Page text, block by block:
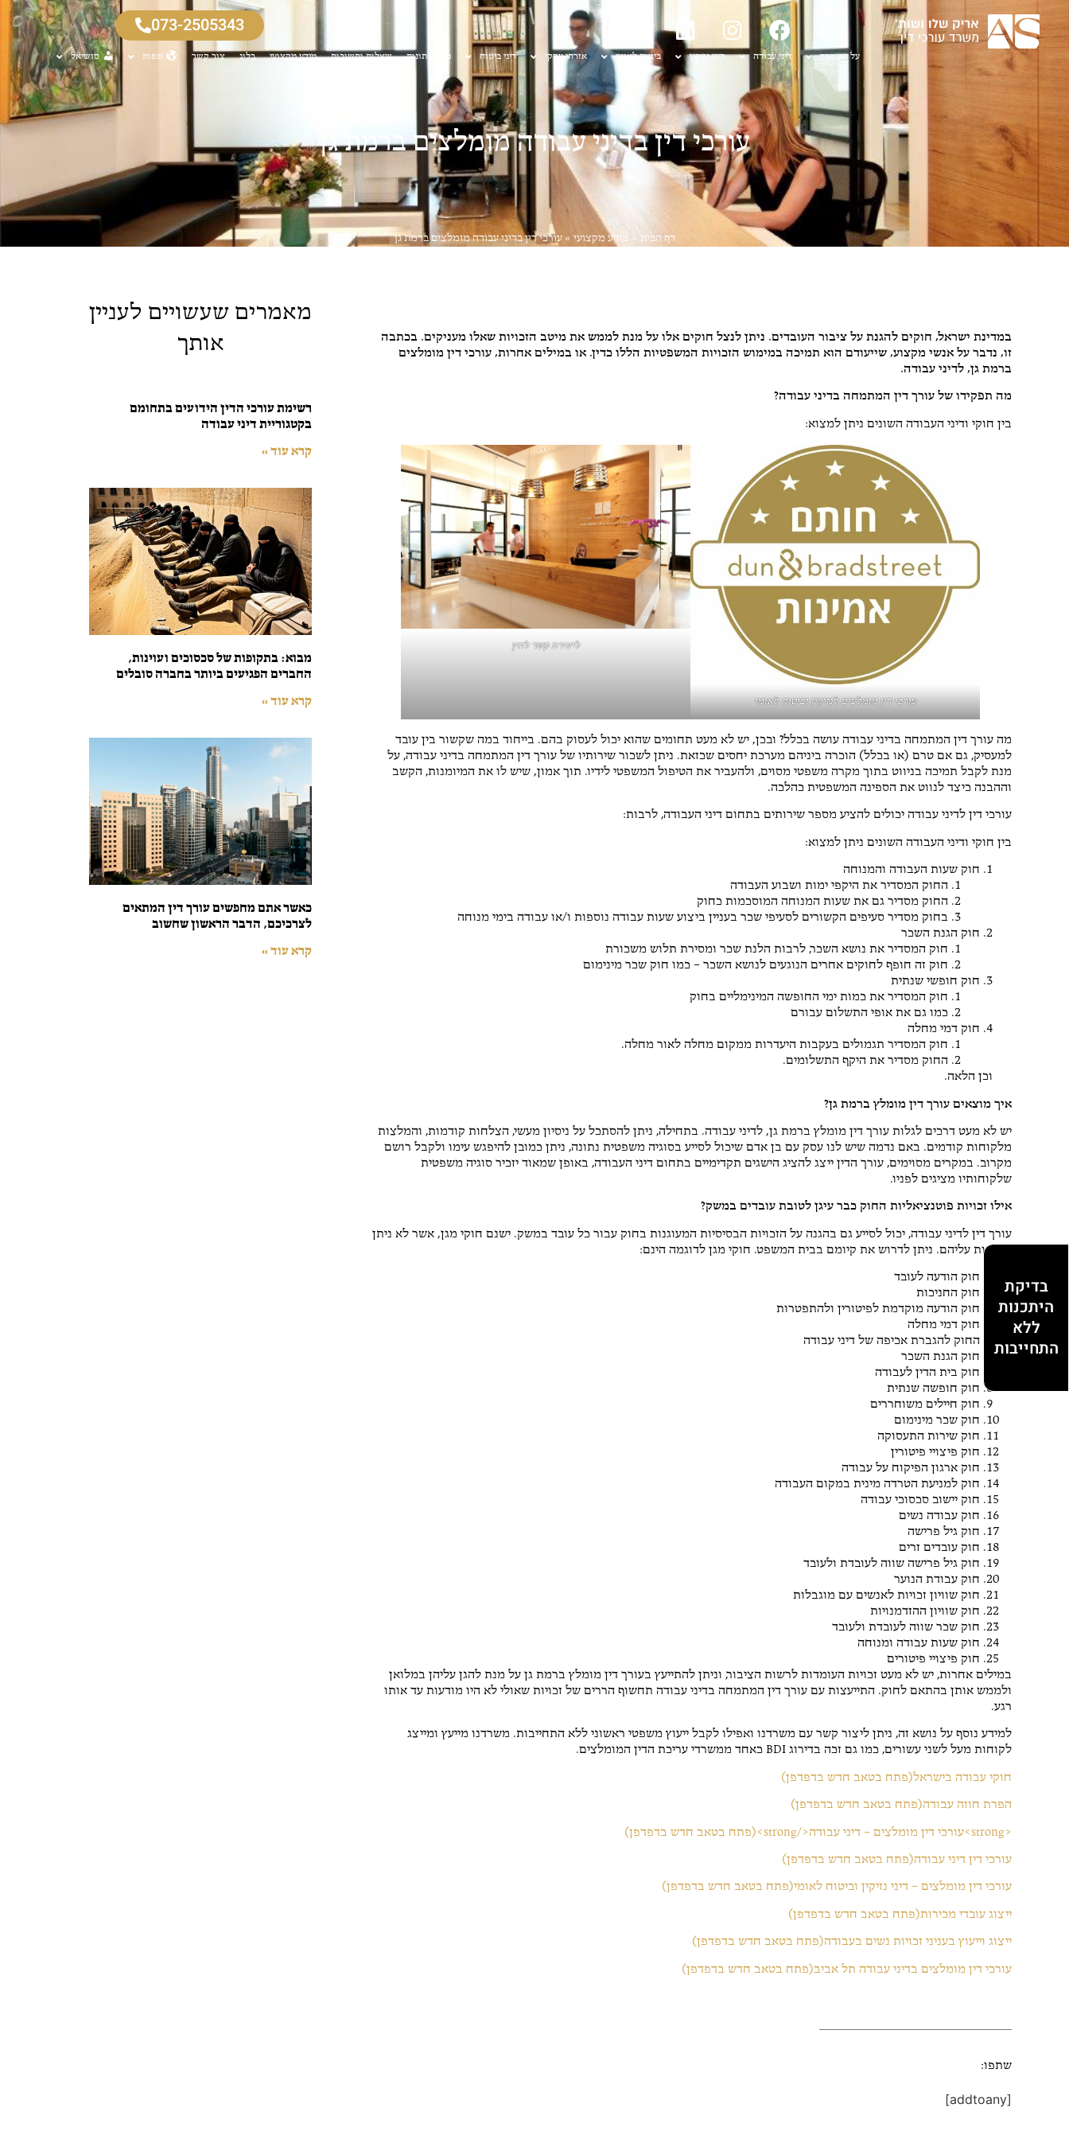
בדיקת
היתכנות
ללא
התחייבות
073-2505343
על המשרד דיני עבודה דיני נזיקין ביטוח לאומי אזרחי עסקי דיני ביטוח מן העיתונות שאלות ותשובות מידע מקצועי בלוג צור קשר שפות סושיאל
עורכי דין בדיני עבודה מומלצים ברמת גן
דף הבית » מידע מקצועי »עורכי דין בדיני עבודה מומלצים ברמת גן
במדינת ישראל, חוקים להגנת על ציבור העובדים. ניתן לנצל חוקים אלו על מנת לממש את מיטב הזכויות שאלו מעניקים. בכתבה
זו, נדבר על אנשי מקצוע, שייעודם הוא תמיכה במימוש הזכויות המשפטיות הללו כדין. או במילים אחרות, עורכי דין מומלצים
ברמת גן, לדיני עבודה.
מה תפקידו של עורך דין המתמחה בדיני עבודה?
בין חוקי ודיני העבודה השונים ניתן למצוא:
עורכי דין מומלצים לנזיקין וביטוח לאומי
ליצירת קשר לחץ
מה עורך דין המתמחה בדיני עבודה עושה בכלל? ובכן, יש לא מעט תחומים שהוא יכול לעסוק בהם. בייחוד במה שקשור בין עובד
למעסיק, גם אם טרם (או בכלל) הוכרה ביניהם מערכת יחסים שכזאת. ניתן לשכור שירותיו של עורך דין המתמחה בדיני עבודה, על
מנת לקבל תמיכה בניווט בתוך מקרה משפטי מסוים, ולהעביר את הטיפול המשפטי לידיו. תוך אמון, שיש לו את המיומנות, הקשב
וההבנה כיצד לנווט את הספינה המשפטית כהלכה.
עורכי דין לדיני עבודה יכולים להציע מספר שירותים בתחום דיני העבודה, לרבות:
בין חוקי ודיני העבודה השונים ניתן למצוא:
חוק שעות העבודה והמנוחה
החוק המסדיר את היקפי ימות ושבוע העבודה
החוק מסדיר גם את שעות המנוחה המוסכמות כחוק
בחוק מסדיר סעיפים הקשורים לסעיפי שכר בעניין ביצוע שעות עבודה נוספות ו/או עבודה בימי מנוחה
חוק הגנת השכר
חוק המסדיר את נושא השכר, לרבות הלנת שכר ומסירת תלוש משכורת
חוק זה חופף לחוקים אחרים הנוגעים לנושא השכר – כמו חוק שכר מינימום
חוק חופשי שנתית
חוק המסדיר את כמות ימי החופשה המינימליים בחוק
כמו גם את אופי התשלום עבורם
חוק דמי מחלה
חוק המסדיר תגמולים בעקבות היעדרות ממקום מחלה לאור מחלה.
החוק מסדיר את היקף התשלומים.
וכן הלאה.
איך מוצאים עורך דין מומלץ ברמת גן?
יש לא מעט דרכים לגלות עורך דין מומלץ ברמת גן, לדיני עבודה. בתחילה, ניתן להסתכל על ניסיון מעשי, הצלחות קודמות, והמלצות
מלקוחות קודמים. באם נדמה שיש לנו עסק עם בן אדם שיכול לסייע בסוגיה משפטית נתונה, ניתן כמובן להיפגש עימו ולקבל רושם
מקרוב. במקרים מסוימים, עורך הדין ייצג להציג הישגים תקדימיים בתחום דיני העבודה, באופן שמאוד יזכיר סוגיה משפטית
שלקוחותיו מציגים לפניו.
אילו זכויות פוטנציאליות החוק כבר עיגן לטובת עובדים במשק?
עורך דין לדיני עבודה, יכול לסייע גם בהגנה על הזכויות הבסיסיות המעוגנות בחוק עבור כל עובד במשק. ישנם חוקי מגן, אשר לא ניתן
להתנות עליהם. ניתן לדרוש את קיומם בבית המשפט. חוקי מגן לדוגמה הינם:
חוק הודעה לעובד
חוק החניכות
חוק הודעה מוקדמת לפיטורין ולהתפטרות
חוק דמי מחלה
החוק להגברת אכיפה של דיני עבודה
חוק הגנת השכר
חוק בית הדין לעבודה
חוק חופשה שנתית
חוק חיילים משוחררים
חוק שכר מינימום
חוק שירות התעסוקה
חוק פיצויי פיטורין
חוק ארגון הפיקוח על עבודה
חוק למניעת הטרדה מינית במקום העבודה
חוק יישוב סכסוכי עבודה
חוק עבודה נשים
חוק גיל פרישה
חוק עובדים זרים
חוק גיל פרישה שווה לעובדת ולעובד
חוק עבודת הנוער
חוק שוויון זכויות לאנשים עם מוגבלות
חוק שוויון ההזדמנויות
חוק שכר שווה לעובדת ולעובד
חוק שעות עבודה ומנוחה
חוק פיצויי פיטורים
במילים אחרות, יש לא מעט זכויות העומדות לרשות הציבור, וניתן להתייעץ בעורך דין מומלץ ברמת גן על מנת להגן עליהן במלואן
ולממש אותן בהתאם לחוק. התייעצות עם עורך דין המתמחה בדיני עבודה תחשוף הררים של זכויות שאולי לא היו מודעות עד אותו
רגע.
למידע נוסף על נושא זה, ניתן ליצור קשר עם משרדנו ואפילו לקבל ייעוץ משפטי ראשוני ללא התחייבות. משרדנו מייעץ ומייצג
לקוחות מעל לשני עשורים, כמו גם זכה בדירוג BDI כאחד ממשרדי עריכת הדין המומלצים.
חוקי עבודה בישראל(פתח בטאב חדש בדפדפן)
הפרת חוזה עבודה(פתח בטאב חדש בדפדפן)
<strong>עורכי דין מומלצים – דיני עבודה</strong>(פתח בטאב חדש בדפדפן)
עורכי דין דיני עבודה(פתח בטאב חדש בדפדפן)
עורכי דין מומלצים – דיני נזיקין וביטוח לאומי(פתח בטאב חדש בדפדפן)
ייצוג עובדי מכירות(פתח בטאב חדש בדפדפן)
ייצוג וייעוץ בעניני זכויות נשים בעבודה(פתח בטאב חדש בדפדפן)
עורכי דין מומלצים בדיני עבודה תל אביב(פתח בטאב חדש בדפדפן)
שתפו:
[addtoany]
מאמרים שעשויים לעניין
אותך
רשימת עורכי הדין הידועים בתחומם
בקטגוריית דיני עבודה
קרא עוד »
מבוא: בתקופות של סכסוכים ועוינות,
החברים הפגיעים ביותר בחברה סובלים
קרא עוד »
כאשר אתם מחפשים עורך דין המתאים
לצרכיכם, הדבר הראשון שחשוב
קרא עוד »